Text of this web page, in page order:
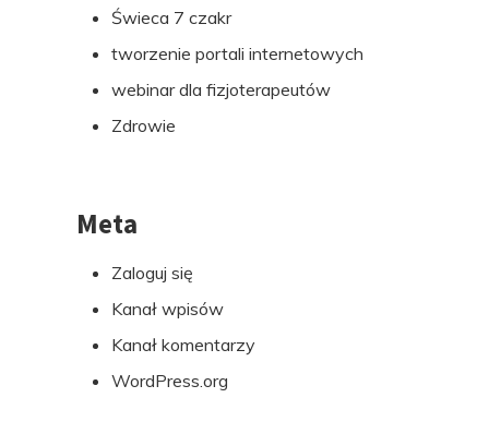
Świeca 7 czakr
tworzenie portali internetowych
webinar dla fizjoterapeutów
Zdrowie
Meta
Zaloguj się
Kanał wpisów
Kanał komentarzy
WordPress.org